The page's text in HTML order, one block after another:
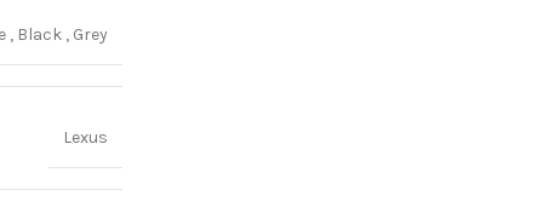
, Black , Grey
Lexus